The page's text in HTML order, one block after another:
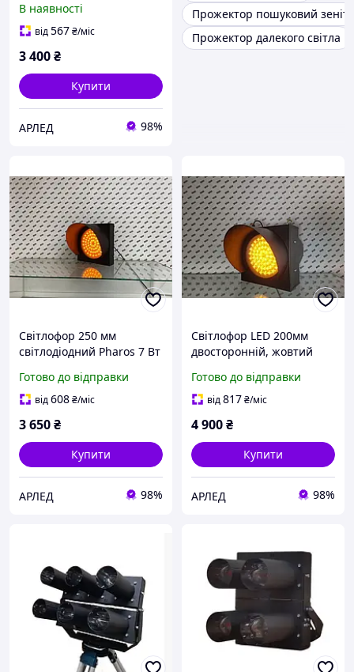
В наявності
від567₴/міс
3 400₴
Купити
АРЛЕД 98%
Прожектор пошуковий
Прожектор далекого світла
Світлофор 250 мм
світлодіодний Pharos 7 Вт
транспортний/220В
Готово до відправки
від608₴/міс
3 650₴
Купити
АРЛЕД 98%
Світлофор LED 200мм
двосторонній, жовтий
NewPharos-12 Вт/220В
Готово до відправки
від817₴/міс
4 900₴
Купити
АРЛЕД 98%